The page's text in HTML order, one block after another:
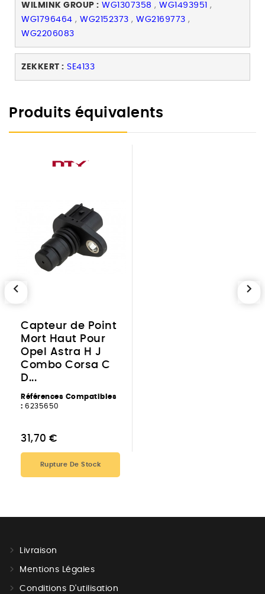
WILMINK GROUP : WG1307358 , WG1493951
,
WG1796464 , WG2152373 , WG2169773 ,
WG2206083
ZEKKERT : SE4133
Produits équivalents
Capteur de Point
Mort Haut Pour
Opel Astra H J
Combo Corsa C
D...
Références Compatibles
: 6235650
31,70 €
Rupture De Stock
chevron_left chevron_right
Livraison
Mentions Légales
Conditions D'utilisation